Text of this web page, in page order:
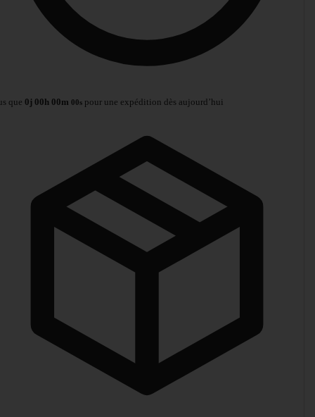
que 0j 00h 00m 00s pour une expédition dès aujourd’hui